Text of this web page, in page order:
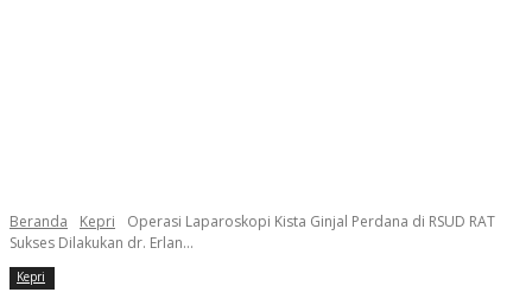
Beranda Kepri
Operasi Laparoskopi Kista Ginjal Perdana di RSUD RAT
Sukses Dilakukan dr. Erlan...
Kepri